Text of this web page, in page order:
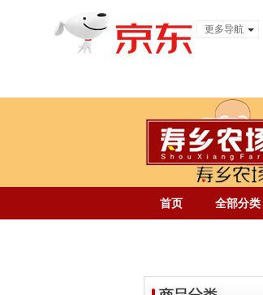
更多导航
首页 全部分类